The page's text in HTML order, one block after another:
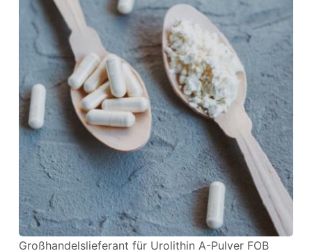
Großhandelslieferant für Urolithin A-Pulver FOB